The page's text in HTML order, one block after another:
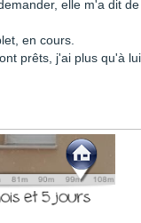
elle m'a dit
en cours.
prêts, j'ai plus qu'à